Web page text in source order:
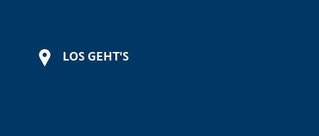
LOS GEHT'S